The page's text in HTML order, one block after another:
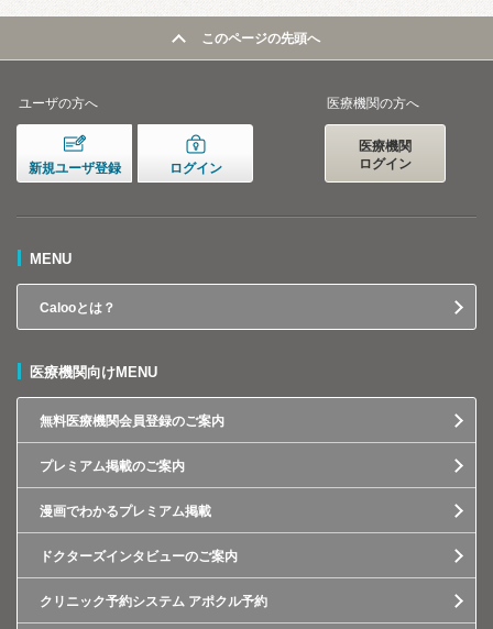
このページの先頭へ
ユーザの方へ
新規ユーザ登録 ログイン
医療機関の方へ
医療機関
ログイン
MENU
Calooとは？
医療機関向けMENU
無料医療機関会員登録のご案内
プレミアム掲載のご案内
漫画でわかるプレミアム掲載
ドクターズインタビューのご案内
クリニック予約システム アポクル予約